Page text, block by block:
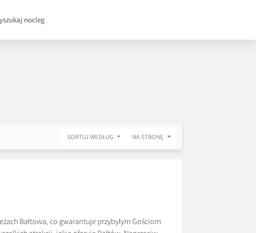
nocleg
SORTUJ WEDŁUG NA STRONĘ
Bałtowa, co gwarantuje przybyłym Gościom